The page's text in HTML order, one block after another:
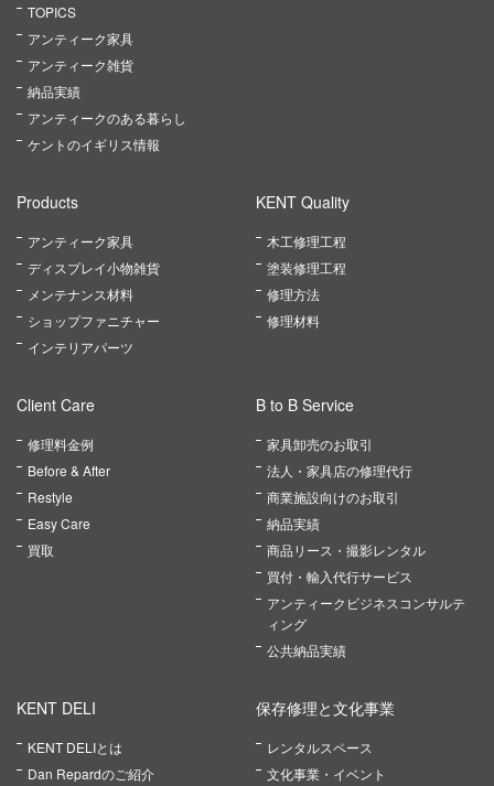
TOPICS
アンティーク家具
アンティーク雑貨
納品実績
アンティークのある暮らし
ケントのイギリス情報
Products
アンティーク家具
ディスプレイ小物雑貨
メンテナンス材料
ショップファニチャー
インテリアパーツ
KENT Quality
木工修理工程
塗装修理工程
修理方法
修理材料
Client Care
修理料金例
Before & After
Restyle
Easy Care
買取
B to B Service
家具卸売のお取引
法人・家具店の修理代行
商業施設向けのお取引
納品実績
商品リース・撮影レンタル
買付・輸入代行サービス
アンティークビジネスコンサルテ
ィング
公共納品実績
KENT DELI
KENT DELIとは
Dan Repardのご紹介
保存修理と文化事業
レンタルスペース
文化事業・イベント